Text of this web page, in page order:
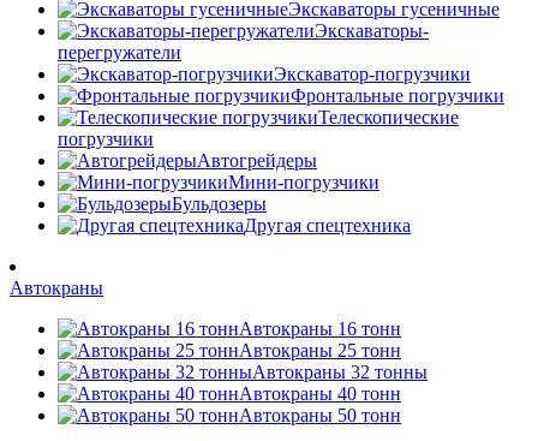
Экскаваторы гусеничные
Экскаваторы-
перегружатели
Экскаватор-погрузчики
Фронтальные погрузчики
Телескопические
погрузчики
Автогрейдеры
Мини-погрузчики
Бульдозеры
Другая спецтехника
Автокраны
Автокраны 16 тонн
Автокраны 25 тонн
Автокраны 32 тонны
Автокраны 40 тонн
Автокраны 50 тонн